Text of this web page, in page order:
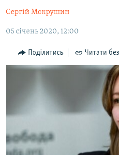
основної
навігації
Перейти
пошуку
БЛОГИ
ПОГЛЯД
ІНТЕРВ'Ю
ВСЕ ЗА ДЕНЬ
СВІДЧЕННЯ ОКУПАЦІЇ
ЯК ОБІЙТИ БЛОКУВАННЯ
Русский
Qırımtatar
Сергій Мокрушин
05 січень 2020, 12:00
Поділитись Читати